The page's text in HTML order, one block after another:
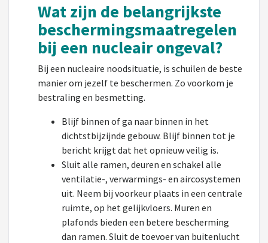
Wat zijn de belangrijkste
beschermingsmaatregelen
bij een nucleair ongeval?
Bij een nucleaire noodsituatie, is schuilen de beste
manier om jezelf te beschermen. Zo voorkom je
bestraling en besmetting.
Blijf binnen of ga naar binnen in het
dichtstbijzijnde gebouw. Blijf binnen tot je
bericht krijgt dat het opnieuw veilig is.
Sluit alle ramen, deuren en schakel alle
ventilatie-, verwarmings- en aircosystemen
uit. Neem bij voorkeur plaats in een centrale
ruimte, op het gelijkvloers. Muren en
plafonds bieden een betere bescherming
dan ramen. Sluit de toevoer van buitenlucht